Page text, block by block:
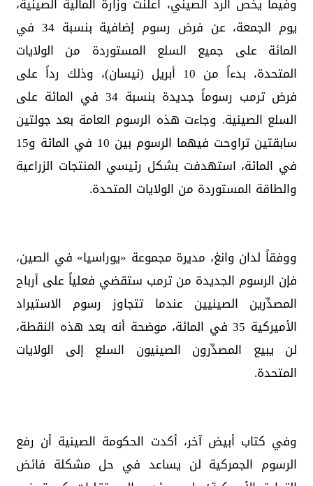
وفيما يخص الرد الصيني، أعلنت وزارة المالية الصينية،
يوم الجمعة، عن فرض رسوم إضافية بنسبة 34 في
المائة على جميع السلع المستوردة من الولايات
المتحدة، بدءاً من 10 أبريل (نيسان)، وذلك رداً على
فرض ترمب رسوماً جديدة بنسبة 34 في المائة على
السلع الصينية. وجاءت هذه الرسوم العامة بعد جولتين
سابقتين تراوحت فيهما الرسوم بين 10 في المائة و15
في المائة، استهدفت بشكل رئيسي المنتجات الزراعية
والطاقة المستوردة من الولايات المتحدة.
ووفقاً لدان وانغ، مديرة مجموعة «يوراسيا» في الصين،
فإن الرسوم الجديدة من ترمب ستقضي فعلياً على أرباح
المصدِّرين الصينيين عندما تتجاوز رسوم الاستيراد
الأميركية 35 في المائة، موضحة أنه بعد هذه النقطة،
لن يبيع المصدِّرون الصينيون السلع إلى الولايات
المتحدة.
وفي كتاب أبيض آخر، أكدت الحكومة الصينية أن رفع
الرسوم الجمركية لن يساعد في حل مشكلة فائض